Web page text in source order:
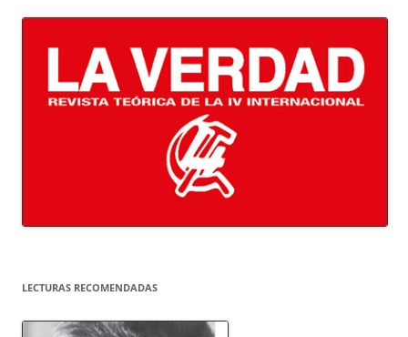
LECTURAS RECOMENDADAS